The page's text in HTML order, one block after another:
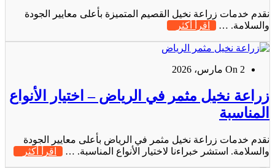
نقدم خدمات زراعة نخيل القصيم المتميزة بأعلى معايير الجودة
والسلامة. …
اقرأ أكثر
On 2 مارس، 2026
زراعة نخيل مثمر في الرياض – اختيار الأنواع
المناسبة
نقدم خدمات زراعة نخيل مثمر في الرياض بأعلى معايير الجودة
والسلامة. استشر خبراءنا لاختيار الأنواع المناسبة. …
اقرأ أكثر